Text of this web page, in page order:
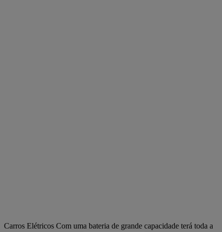
Carros Elétricos Com uma bateria de grande capacidade terá toda a